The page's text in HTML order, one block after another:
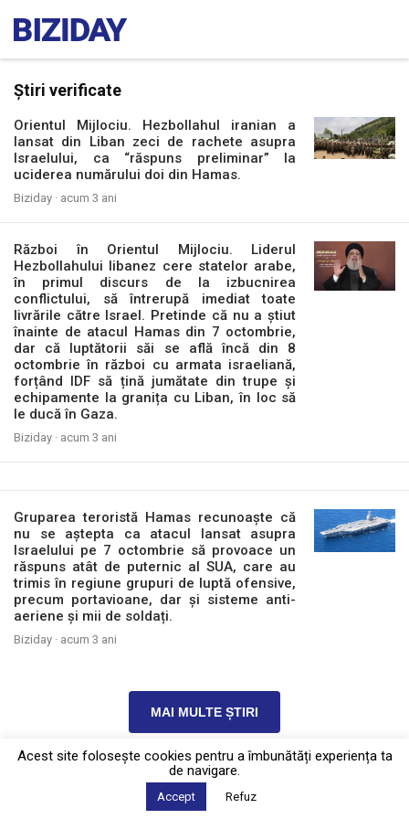
Știri verificate
Orientul Mijlociu. Hezbollahul iranian a
lansat din Liban zeci de rachete asupra
Israelului, ca “răspuns preliminar” la
uciderea numărului doi din Hamas.
Biziday · acum 3 ani
Război în Orientul Mijlociu. Liderul
Hezbollahului libanez cere statelor arabe,
în primul discurs de la izbucnirea
conflictului, să întrerupă imediat toate
livrările către Israel. Pretinde că nu a știut
înainte de atacul Hamas din 7 octombrie,
dar că luptătorii săi se află încă din 8
octombrie în război cu armata israeliană,
forțând IDF să țină jumătate din trupe și
echipamente la granița cu Liban, în loc să
le ducă în Gaza.
Biziday · acum 3 ani
Gruparea teroristă Hamas recunoaște că
nu se aștepta ca atacul lansat asupra
Israelului pe 7 octombrie să provoace un
răspuns atât de puternic al SUA, care au
trimis în regiune grupuri de luptă ofensive,
precum portavioane, dar și sisteme anti-
aeriene și mii de soldați.
Biziday · acum 3 ani
MAI MULTE ȘTIRI
Politica de confidențialitate
2026 © Biziday
Acest site foloseşte cookies pentru a îmbunătăți experiența ta
de navigare.
Accept Refuz